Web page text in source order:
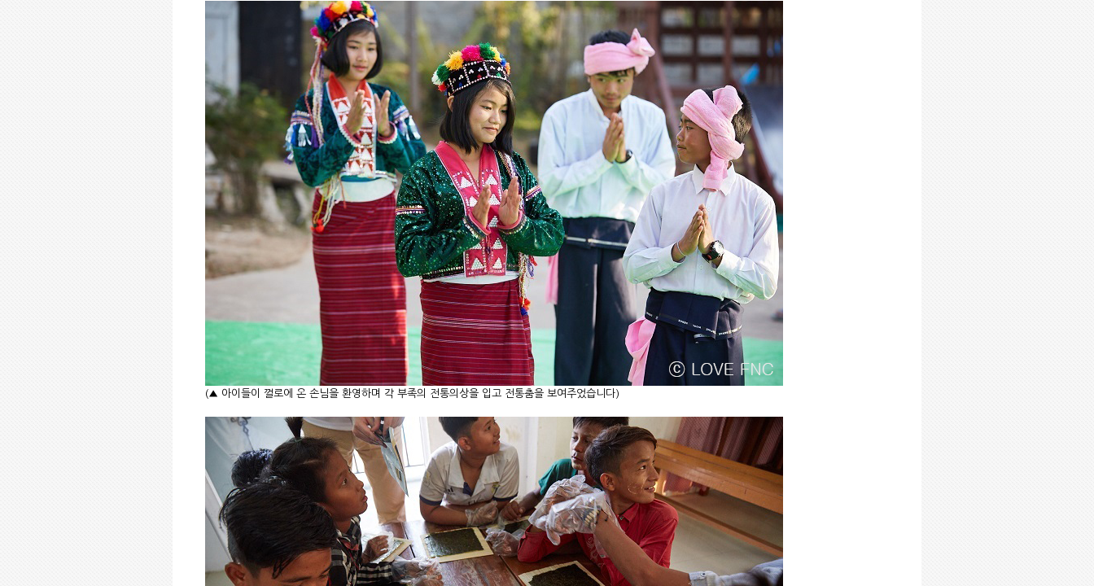
(▲ 아이들이 껄로에 온 손님을 환영하며 각 부족의 전통의상을 입고 전통춤을 보여주었습니다)